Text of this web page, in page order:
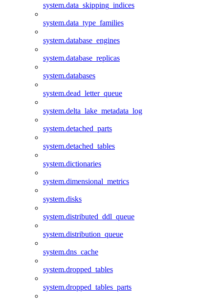
system.data_skipping_indices
system.data_type_families
system.database_engines
system.database_replicas
system.databases
system.dead_letter_queue
system.delta_lake_metadata_log
system.detached_parts
system.detached_tables
system.dictionaries
system.dimensional_metrics
system.disks
system.distributed_ddl_queue
system.distribution_queue
system.dns_cache
system.dropped_tables
system.dropped_tables_parts